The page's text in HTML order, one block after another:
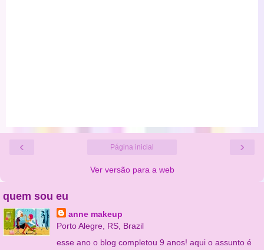
‹ ›
Página inicial
Ver versão para a web
quem sou eu
anne makeup
Porto Alegre, RS, Brazil
esse ano o blog completou 9 anos! aqui o assunto é